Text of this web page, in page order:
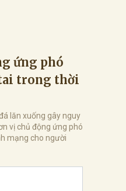
ứng phó
trong thời
lăn xuống gây nguy
vị chủ động ứng phó
mạng cho người